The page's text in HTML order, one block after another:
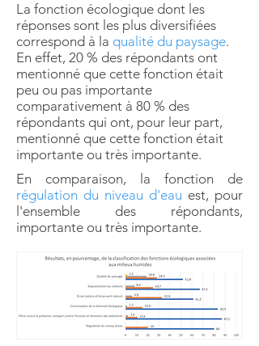
La fonction écologique dont les
réponses sont les plus diversifiées
correspond à la qualité du paysage.
En effet, 20 % des répondants ont
mentionné que cette fonction était
peu ou pas importante
comparativement à 80 % des
répondants qui ont, pour leur part,
mentionné que cette fonction était
importante ou très importante.
En comparaison, la fonction de
régulation du niveau d'eau est, pour
l'ensemble des répondants,
importante ou très importante.